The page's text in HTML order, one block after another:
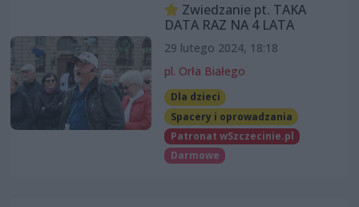
Zwiedzanie pt. TAKA
DATA RAZ NA 4 LATA
29 lutego 2024, 18:18
pl. Orła Białego
Dla dzieci
Spacery i oprowadzania
Patronat wSzczecinie.pl
Darmowe